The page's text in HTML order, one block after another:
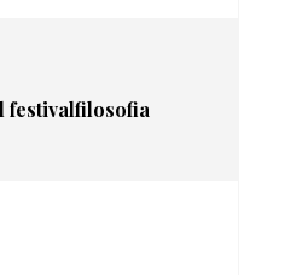
festivalfilosofia